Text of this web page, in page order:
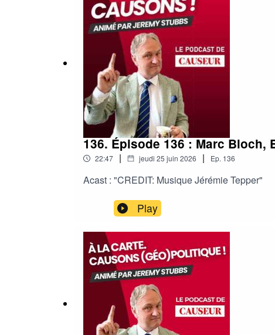
136. Épisode 136 : Marc
22:47 | jeudi 25 juin 2026 | Ep. 136
Acast : "CREDIT: Musique Jérémie Tepper"
Play